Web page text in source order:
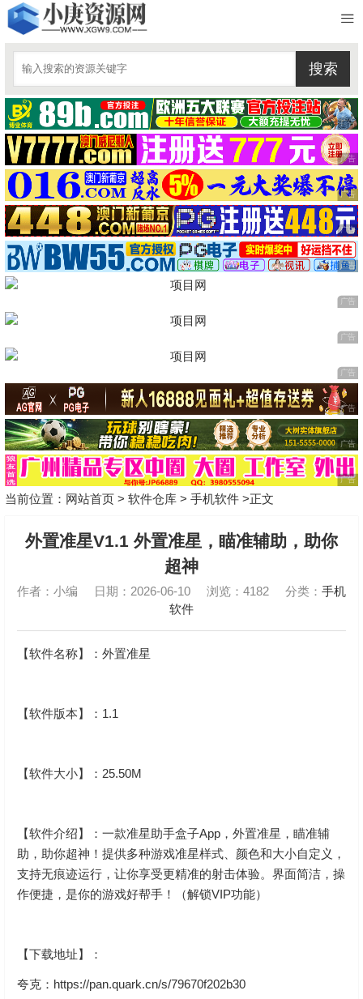
当前位置： 网站首页 > 软件仓库 > 手机软件 >正文
外置准星V1.1 外置准星，瞄准辅助，助你
超神
作者：小编 日期：2026-06-10 浏览：4182 分类： 手机
软件
【软件名称】：外置准星
【软件版本】：1.1
【软件大小】：25.50M
【软件介绍】：一款准星助手盒子App，外置准星，瞄准辅
助，助你超神！提供多种游戏准星样式、颜色和大小自定义，
支持无痕迹运行，让你享受更精准的射击体验。界面简洁，操
作便捷，是你的游戏好帮手！（解锁VIP功能）
【下载地址】：
夸克：https://pan.quark.cn/s/79670f202b30